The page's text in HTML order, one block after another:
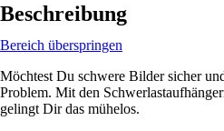
Beschreibung
Bereich überspringen
Möchtest Du schwere Bilder sicher
Problem. Mit den
gelingt Dir das mühelos.